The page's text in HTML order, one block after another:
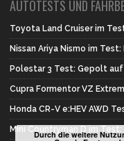
AUTOTESTS UND
Toyota Land Cruiser im
Nissan Ariya Nismo im
Polestar 3 Test: Gepolt auf
Cupra Formentor VZ
Honda CR-V e:HEV AWD
Mini Countryman D im Test:
Durch die weitere